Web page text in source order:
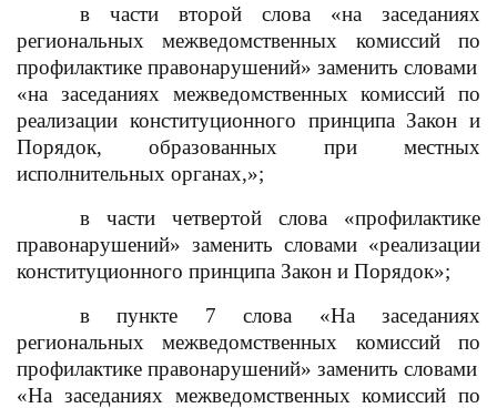
в части второй слова «на заседаниях
региональных межведомственных комиссий по
профилактике правонарушений» заменить словами
«на заседаниях межведомственных комиссий по
реализации конституционного принципа Закон и
Порядок, образованных при местных
исполнительных органах,»;
в части четвертой слова «профилактике
правонарушений» заменить словами «реализации
конституционного принципа Закон и Порядок»;
в пункте 7 слова «На заседаниях
региональных межведомственных комиссий по
профилактике правонарушений» заменить словами
«На заседаниях межведомственных комиссий по